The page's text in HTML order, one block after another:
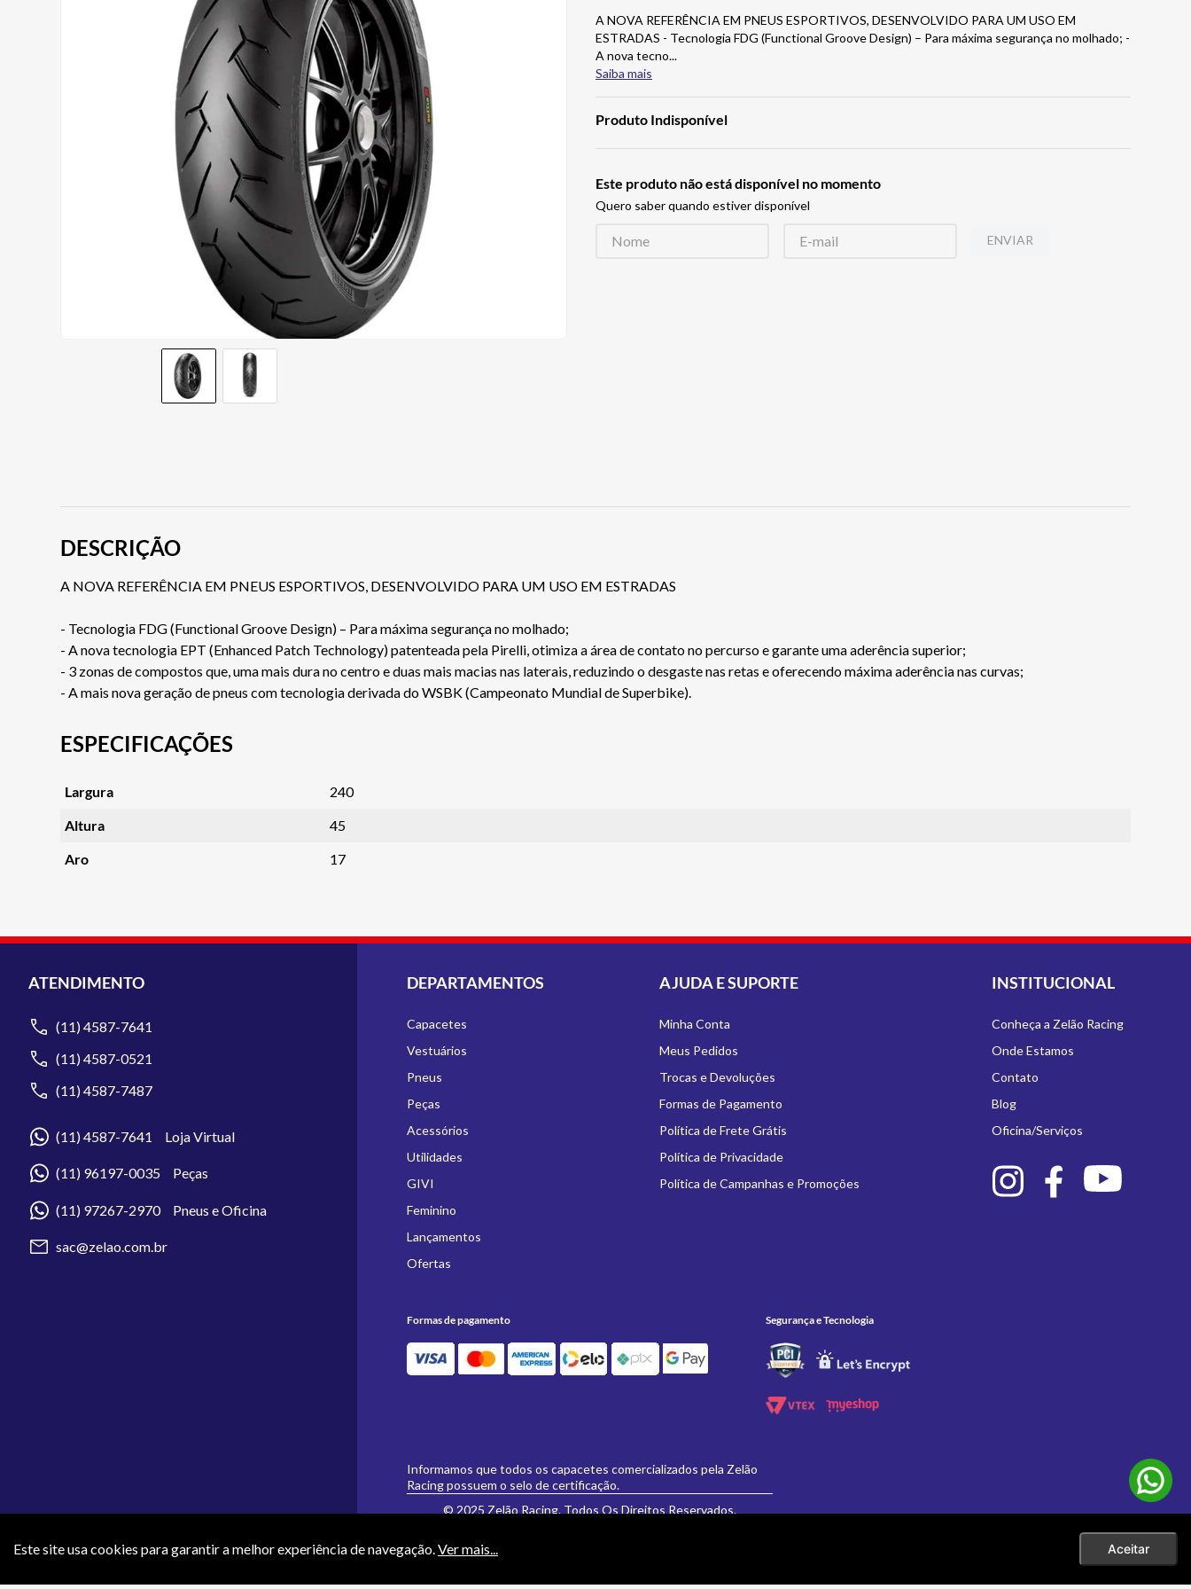
Este site usa cookies para garantir a melhor experiência de navegação.Ver mais... Aceitar
A NOVA REFERÊNCIA EM PNEUS ESPORTIVOS, DESENVOLVIDO PARA UM USO EM
ESTRADAS - Tecnologia FDG (Functional Groove Design) – Para máxima segurança no molhado; -
A nova tecno...
Saiba mais
Produto Indisponível
Este produto não está disponível no momento
Quero saber quando estiver disponível
ENVIAR
DESCRIÇÃO
A NOVA REFERÊNCIA EM PNEUS ESPORTIVOS, DESENVOLVIDO PARA UM USO EM ESTRADAS
- Tecnologia FDG (Functional Groove Design) – Para máxima segurança no molhado;
- A nova tecnologia EPT (Enhanced Patch Technology) patenteada pela Pirelli, otimiza a área de contato no percurso e garante uma aderência superior;
- 3 zonas de compostos que, uma mais dura no centro e duas mais macias nas laterais, reduzindo o desgaste nas retas e oferecendo máxima aderência nas curvas;
- A mais nova geração de pneus com tecnologia derivada do WSBK (Campeonato Mundial de Superbike).
ESPECIFICAÇÕES
Largura 240
Altura 45
Aro 17
ATENDIMENTO
(11) 4587-7641
(11) 4587-0521
(11) 4587-7487
(11) 4587-7641 Loja Virtual
(11) 96197-0035 Peças
(11) 97267-2970 Pneus e Oficina
sac@zelao.com.br
DEPARTAMENTOS
Capacetes
Vestuários
Pneus
Peças
Acessórios
Utilidades
GIVI
Feminino
Lançamentos
Ofertas
AJUDA E SUPORTE
Minha Conta
Meus Pedidos
Trocas e Devoluções
Formas de Pagamento
Política de Frete Grátis
Política de Privacidade
Política de Campanhas e Promoções
INSTITUCIONAL
Conheça a Zelão Racing
Onde Estamos
Contato
Blog
Oficina/Serviços
Formas de pagamento Segurança e Tecnologia
Informamos que todos os capacetes comercializados pela Zelão
Racing possuem o selo de certificação.
© 2025 Zelão Racing. Todos Os Direitos Reservados.
AIROH
10 BOTAS